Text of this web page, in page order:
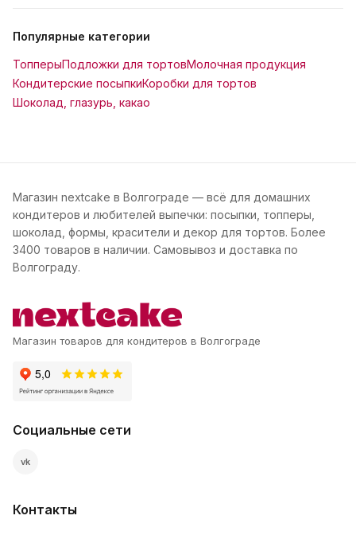
Популярные категории
ТопперыПодложки для тортовМолочная продукция
Кондитерские посыпкиКоробки для тортов
Шоколад, глазурь, какао
Магазин nextcake в Волгограде — всё для домашних
кондитеров и любителей выпечки: посыпки, топперы,
шоколад, формы, красители и декор для тортов. Более
3400 товаров в наличии. Самовывоз и доставка по
Волгограду.
Магазин товаров для кондитеров в Волгограде
Социальные сети
vk
Контакты